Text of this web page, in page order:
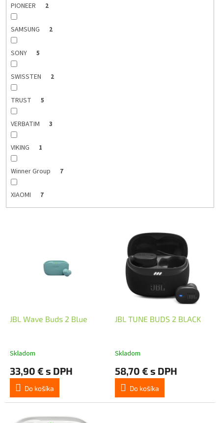
PIONEER 2
SAMSUNG 2
SONY 5
SWISSTEN 2
TRUST 5
VERBATIM 3
VIKING 1
Winner Group 7
XIAOMI 7
JBL Wave Buds 2 Blue
Skladom
33,90 € s DPH
Do košíka
JBL TUNE BUDS 2 BLACK
Skladom
58,70 € s DPH
Do košíka